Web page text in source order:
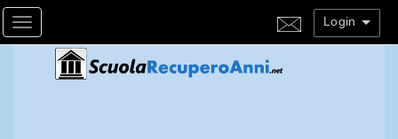
Toggle navigation Login